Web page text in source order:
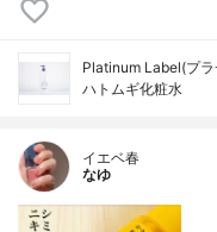
Platinum Label(プ
ハトムギ化粧水
イエベ春
なゆ